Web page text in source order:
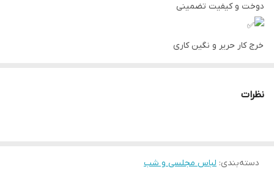
دوخت و کیفیت تضمینی
خرج کار حریر و نگین کاری
نظرات
دسته‌بندی: لباس مجلسی و شب